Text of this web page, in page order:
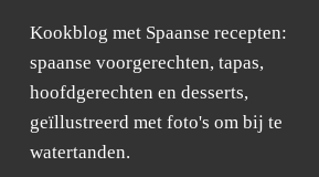
Kookblog met Spaanse recepten:
spaanse voorgerechten, tapas,
hoofdgerechten en desserts,
geïllustreerd met foto's om bij te
watertanden.